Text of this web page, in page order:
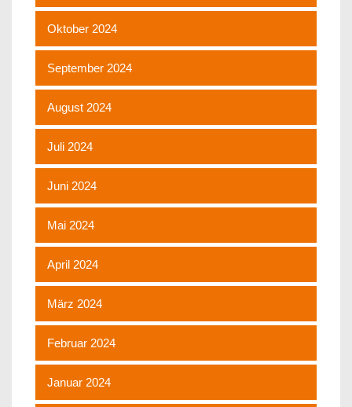
Oktober 2024
September 2024
August 2024
Juli 2024
Juni 2024
Mai 2024
April 2024
März 2024
Februar 2024
Januar 2024